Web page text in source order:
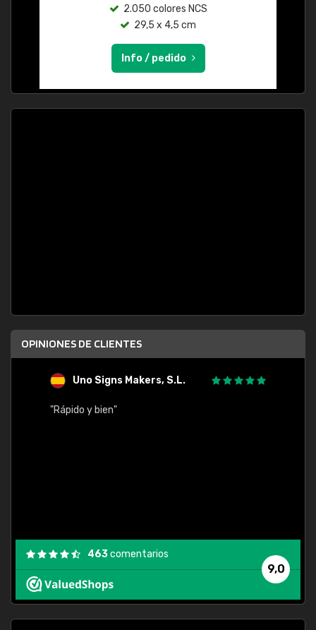
2.050 colores NCS
29,5 x 4,5 cm
Info / pedido
OPINIONES DE CLIENTES
Uno Signs Makers, S.L.
"Rápido y bien"
9,0
463comentarios